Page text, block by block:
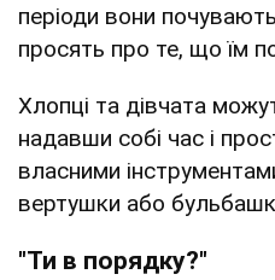
періоди вони
просять про те, що їм
Хлопці та дівчата
надавши собі час і
власними
вертушки або
"Ти в порядку?"